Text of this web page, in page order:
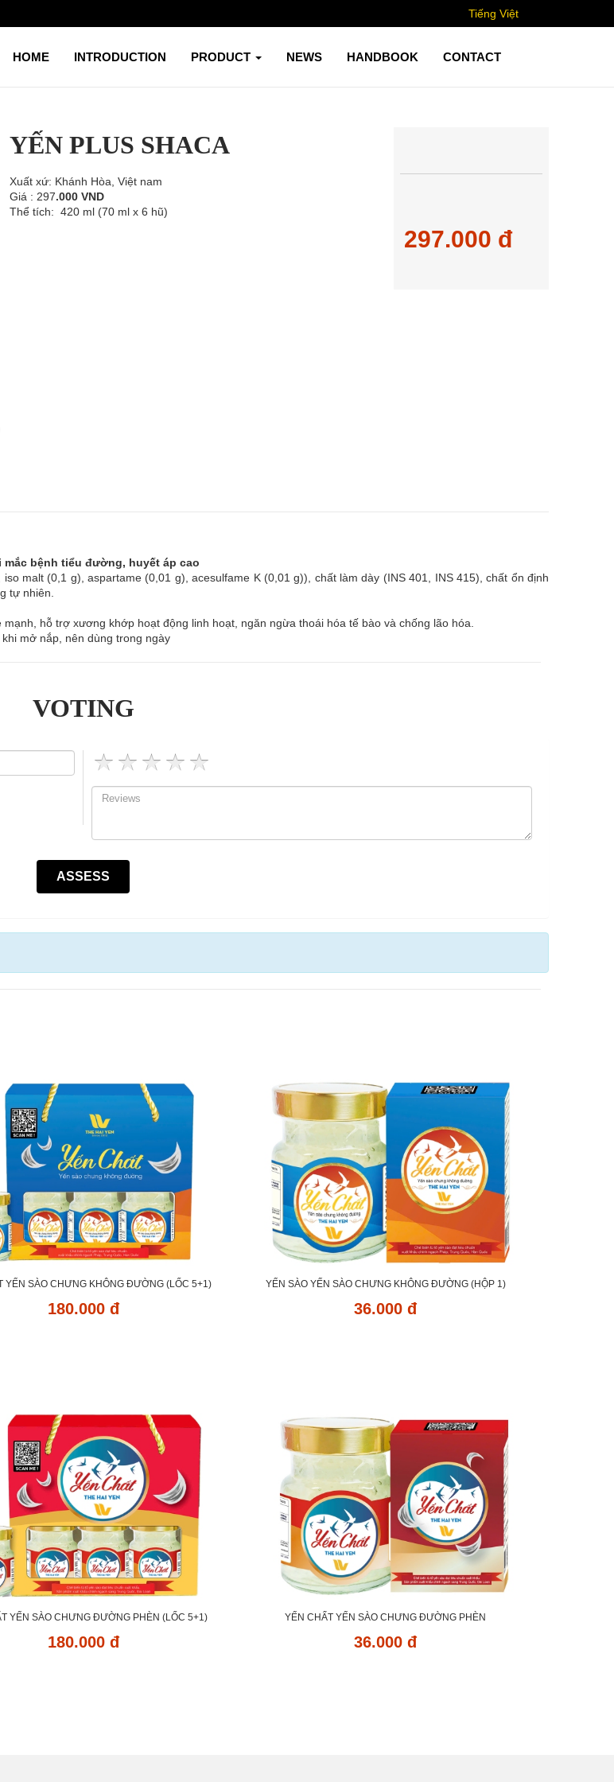
Tiếng Việt
HOME INTRODUCTION PRODUCT NEWS HANDBOOK CONTACT
YẾN PLUS SHACA
Xuất xứ: Khánh Hòa, Việt nam
Giá : 297.000 VND
Thể tích: 420 ml (70 ml x 6 hũ)
297.000 đ
bệnh tiểu đường, huyết áp cao
malt (0,1 g), aspartame (0,01 g), acesulfame K (0,01 g)), chất làm dày (INS 401, INS 415), chất ổn định
tự nhiên.
hỗ trợ xương khớp hoạt động linh hoạt, ngăn ngừa thoái hóa tế bào và chống lão hóa.
mở nắp, nên dùng trong ngày
VOTING
YẾN SÀO CHƯNG KHÔNG ĐƯỜNG (LỐC 5+1)
180.000 đ
YẾN SÀO YẾN SÀO CHƯNG KHÔNG ĐƯỜNG (HỘP 1)
36.000 đ
YẾN SÀO CHƯNG ĐƯỜNG PHÈN (LỐC 5+1)
180.000 đ
YẾN CHẤT YẾN SÀO CHƯNG ĐƯỜNG PHÈN
36.000 đ